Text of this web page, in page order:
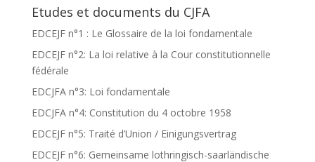
Etudes et documents du CJFA
EDCEJF n°1 : Le Glossaire de la loi fondamentale
EDCEJF n°2: La loi relative à la Cour constitutionnelle
fédérale
EDCJFA n°3: Loi fondamentale
EDCJFA n°4: Constitution du 4 octobre 1958
EDCEJF n°5: Traité d’Union / Einigungsvertrag
EDCEJF n°6: Gemeinsame lothringisch-saarländische